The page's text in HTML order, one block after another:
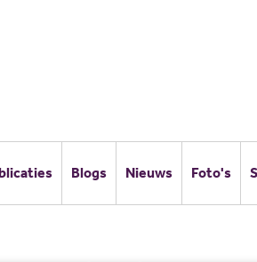
Blogs Nieuws Foto's